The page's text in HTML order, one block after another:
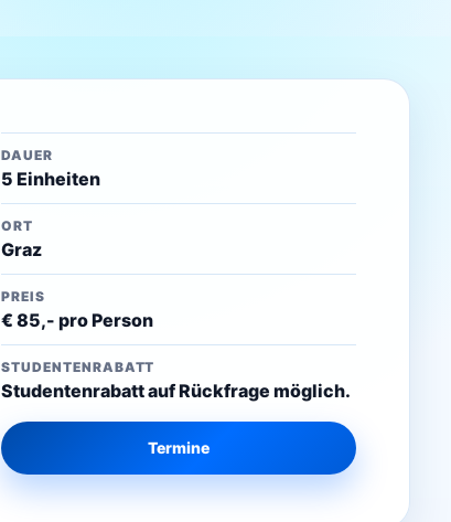
DAUER
5 Einheiten
ORT
Graz
PREIS
€ 85,- pro Person
STUDENTENRABATT
Studentenrabatt auf Rückfrage möglich.
Termine